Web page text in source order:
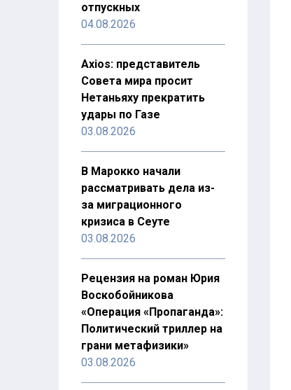
отпускных
04.08.2026
Axios: представитель
Совета мира просит
Нетаньяху прекратить
удары по Газе
03.08.2026
В Марокко начали
рассматривать дела из-
за миграционного
кризиса в Сеуте
03.08.2026
Рецензия на роман Юрия
Воскобойникова
«Операция «Пропаганда»:
Политический триллер на
грани метафизики»
03.08.2026